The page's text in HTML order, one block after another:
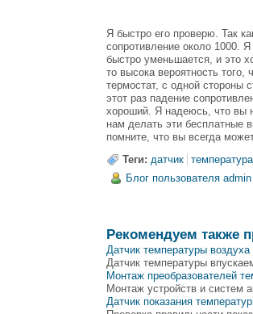
Я быстро его проверю. Так
сопротивление около 1000.
быстро уменьшается, и это
то высока вероятность
термостат, с одной стороны
этот раз падение
хороший. Я надеюсь, что вы
нам делать эти бесплатные
помните, что вы всегда
Теги: датчик температура
Блог пользователя admin
Рекомендуем также
Датчик температуры воздуха
Датчик температуры
Монтаж преобразователей
Монтаж устройств и систем
Датчик показания